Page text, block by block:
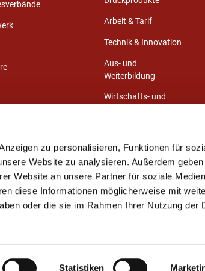
zu personalisieren, Funktionen für
Website zu analysieren. Außerdem
Website an unsere Partner für soziale
diese Informationen möglicherweise mit
oder die sie im Rahmen Ihrer Nutzung der
Statistiken
Arbeit & Tarif
Technik & Innovation
Aus- und
Weiterbildung
Wirtschafts- und
Sitemap Impressum Datenschutz